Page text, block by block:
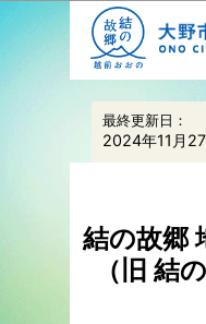
この
最終更新日：
2024年11月
結の故郷
（旧 結